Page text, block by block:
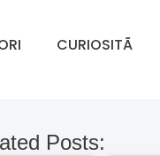
CURIOSITÃ
Posts: